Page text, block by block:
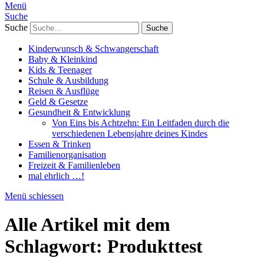
Menü
Suche
Suche
Kinderwunsch & Schwangerschaft
Baby & Kleinkind
Kids & Teenager
Schule & Ausbildung
Reisen & Ausflüge
Geld & Gesetze
Gesundheit & Entwicklung
Von Eins bis Achtzehn: Ein Leitfaden durch die
verschiedenen Lebensjahre deines Kindes
Essen & Trinken
Familienorganisation
Freizeit & Familienleben
mal ehrlich …!
Menü schiessen
Alle Artikel mit dem
Schlagwort: Produkttest